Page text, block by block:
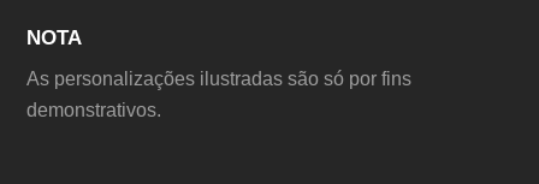
NOTA
As personalizações ilustradas são só por fins
demonstrativos.